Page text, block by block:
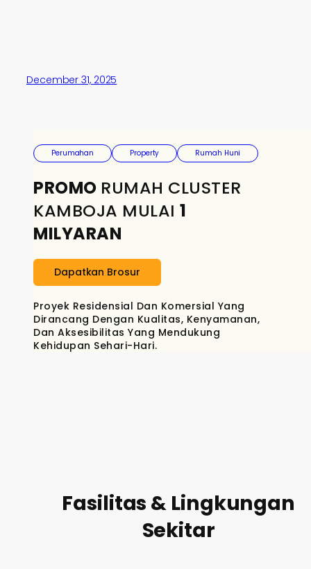
December 31, 2025
Perumahan Property Rumah Huni
PROMO RUMAH CLUSTER
KAMBOJA MULAI 1
MILYARAN
Dapatkan Brosur
Proyek Residensial Dan Komersial Yang
Dirancang Dengan Kualitas, Kenyamanan,
Dan Aksesibilitas Yang Mendukung
Kehidupan Sehari-Hari.
Fasilitas & Lingkungan
Sekitar